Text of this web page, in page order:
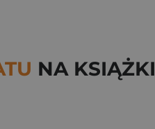
NA KSIĄŻKI